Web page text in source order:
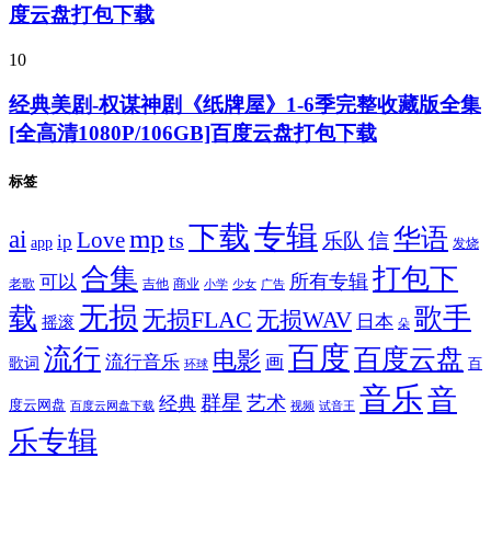
度云盘打包下载
10
经典美剧-权谋神剧《纸牌屋》1-6季完整收藏版全集
[全高清1080P/106GB]百度云盘打包下载
标签
ai app ip Lovemp ts 下载专辑 乐队 信华语 发烧
老歌 可以 合集 吉他 商业 小学 少女 广告 所有专辑 打包下
载 摇滚 无损 无损FLAC 无损WAV 日本 朵 歌手
歌词 流行 流行音乐 环球 电影 画 百度百度云盘 百
度云网盘 百度云网盘下载 经典 群星 艺术 视频 试音王 音乐音
乐专辑